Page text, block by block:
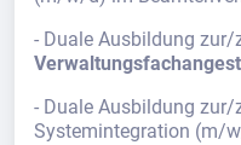
- Duale Ausbildung zur/
- Duale Ausbildung zur/
Systemintegration (m/